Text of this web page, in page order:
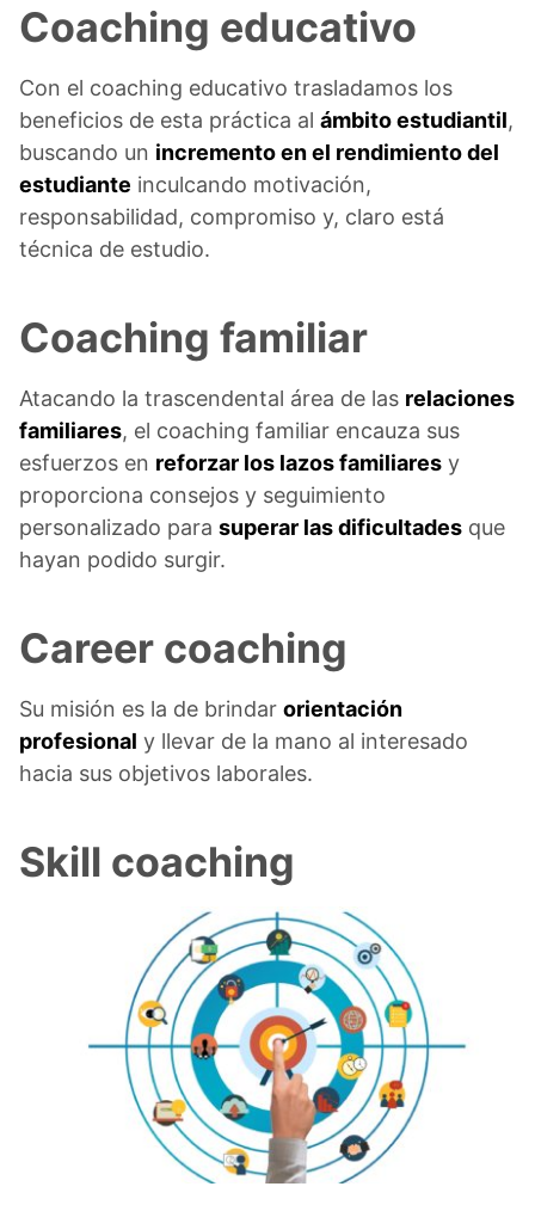
Coaching educativo
Con el coaching educativo trasladamos los
beneficios de esta práctica al ámbito estudiantil,
buscando un incremento en el rendimiento del
estudiante inculcando motivación,
responsabilidad, compromiso y, claro está
técnica de estudio.
Coaching familiar
Atacando la trascendental área de las relaciones
familiares, el coaching familiar encauza sus
esfuerzos en reforzar los lazos familiares y
proporciona consejos y seguimiento
personalizado para superar las dificultades que
hayan podido surgir.
Career coaching
Su misión es la de brindar orientación
profesional y llevar de la mano al interesado
hacia sus objetivos laborales.
Skill coaching